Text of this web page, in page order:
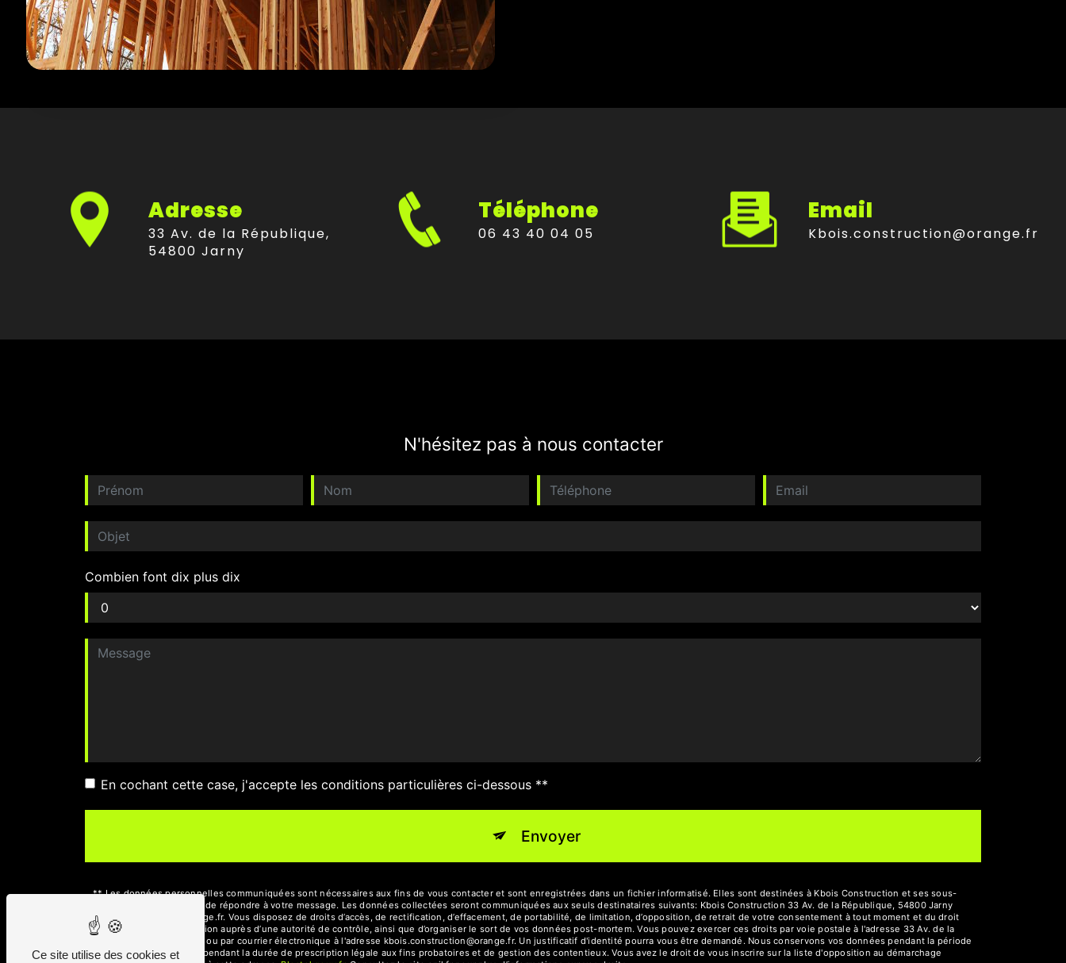
Adresse
33 Av. de la République,
54800 Jarny
Téléphone
06 43 40 04 05
Email
kbois.construction@orange.fr
N'hésitez pas à nous contacter
Combien font dix plus dix
En cochant cette case, j'accepte les conditions particulières ci-dessous **
Envoyer
** Les données personnelles communiquées sont nécessaires aux fins de vous contacter et sont enregistrées dans un fichier informatisé. Elles sont destinées à Kbois Construction et ses sous-
traitants dans le seul but de répondre à votre message. Les données collectées seront communiquées aux seuls destinataires suivants: Kbois Construction 33 Av. de la République, 54800 Jarny
kbois.construction@orange.fr. Vous disposez de droits d’accès, de rectification, d’effacement, de portabilité, de limitation, d’opposition, de retrait de votre consentement à tout moment et du droit
d’introduire une réclamation auprès d’une autorité de contrôle, ainsi que d’organiser le sort de vos données post-mortem. Vous pouvez exercer ces droits par voie postale à l'adresse 33 Av. de la
République, 54800 Jarny ou par courrier électronique à l'adresse kbois.construction@orange.fr. Un justificatif d'identité pourra vous être demandé. Nous conservons vos données pendant la période
de prise de contact puis pendant la durée de prescription légale aux fins probatoires et de gestion des contentieux. Vous avez le droit de vous inscrire sur la liste d'opposition au démarchage
Ce site utilise des cookies et